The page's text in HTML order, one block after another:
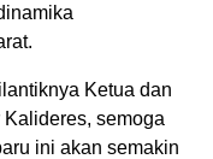
Ketua dan
semoga
ini akan semakin